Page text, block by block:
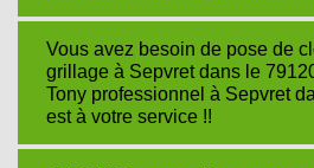
Vous avez besoin de pose de
grillage à Sepvret dans le
Tony professionnel à Sepvret
est à votre service !!